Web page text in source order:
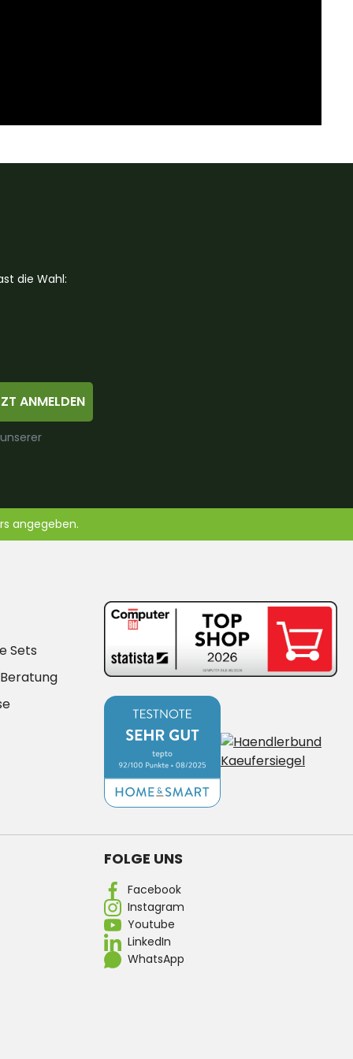
die Wahl:
ANMELDEN
angegeben.
Sets
FOLGE UNS
Facebook
Instagram
Youtube
LinkedIn
WhatsApp